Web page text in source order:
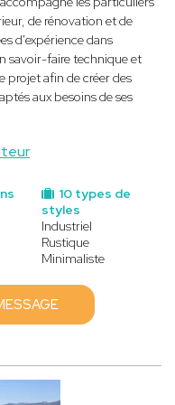
de rénovation et de
d'expérience dans
savoir-faire technique et
projet afin de créer des
aux besoins de ses
10 types de
styles
Industriel
Rustique
Minimaliste